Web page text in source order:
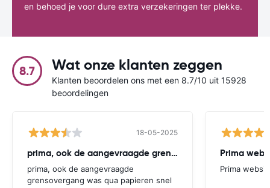
en behoed je voor dure extra verzekeringen ter plekke.
8.7 Wat onze klanten zeggen
Klanten beoordelen ons met een 8.7/10 uit 15928
beoordelingen
18-05-2025
prima, ook de aangevraagde grensovergang
prima, ook de aangevraagde
grensovergang was qua papieren snel
Prima
Prima